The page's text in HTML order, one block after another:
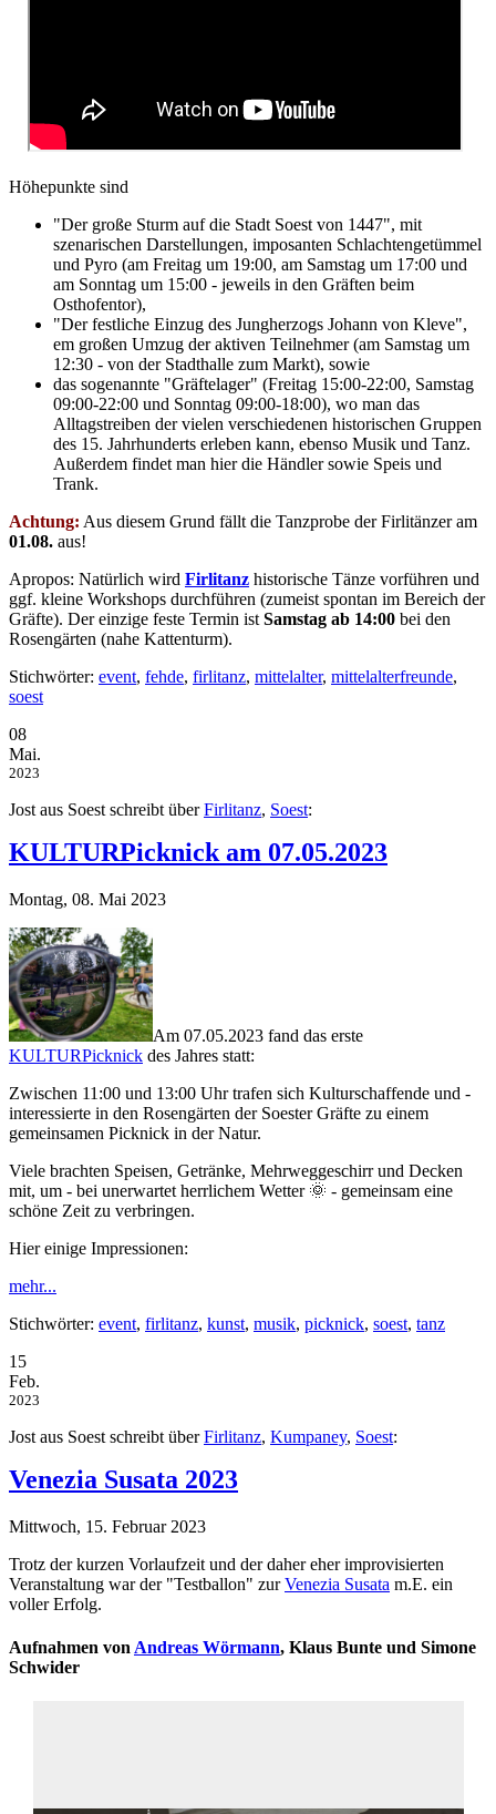
Höhepunkte sind
"Der große Sturm auf die Stadt Soest von 1447", mit
szenarischen Darstellungen, imposanten Schlachtengetümmel
und Pyro (am Freitag um 19:00, am Samstag um 17:00 und
am Sonntag um 15:00 - jeweils in den Gräften beim
Osthofentor),
"Der festliche Einzug des Jungherzogs Johann von Kleve",
em großen Umzug der aktiven Teilnehmer (am Samstag um
12:30 - von der Stadthalle zum Markt), sowie
das sogenannte "Gräftelager" (Freitag 15:00-22:00, Samstag
09:00-22:00 und Sonntag 09:00-18:00), wo man das
Alltagstreiben der vielen verschiedenen historischen Gruppen
des 15. Jahrhunderts erleben kann, ebenso Musik und Tanz.
Außerdem findet man hier die Händler sowie Speis und
Trank.
Achtung: Aus diesem Grund fällt die Tanzprobe der Firlitänzer am
01.08. aus!
Apropos: Natürlich wird Firlitanz historische Tänze vorführen und
ggf. kleine Workshops durchführen (zumeist spontan im Bereich der
Gräfte). Der einzige feste Termin ist Samstag ab 14:00 bei den
Rosengärten (nahe Kattenturm).
Stichwörter: event, fehde, firlitanz, mittelalter, mittelalterfreunde,
soest
08
Mai.
2023
Jost aus Soest schreibt überFirlitanz, Soest:
KULTURPicknick am 07.05.2023
Montag, 08. Mai 2023
Am 07.05.2023 fand das erste
KULTURPicknick des Jahres statt:
Zwischen 11:00 und 13:00 Uhr trafen sich Kulturschaffende und -
interessierte in den Rosengärten der Soester Gräfte zu einem
gemeinsamen Picknick in der Natur.
Viele brachten Speisen, Getränke, Mehrweggeschirr und Decken
mit, um - bei unerwartet herrlichem Wetter 🌞 - gemeinsam eine
schöne Zeit zu verbringen.
Hier einige Impressionen:
mehr...
Stichwörter: event, firlitanz, kunst, musik, picknick, soest, tanz
15
Feb.
2023
Jost aus Soest schreibt überFirlitanz, Kumpaney, Soest:
Venezia Susata 2023
Mittwoch, 15. Februar 2023
Trotz der kurzen Vorlaufzeit und der daher eher improvisierten
Veranstaltung war der "Testballon" zurVenezia Susata m.E. ein
voller Erfolg.
Aufnahmen von Andreas Wörmann, Klaus Bunte und Simone
Schwider